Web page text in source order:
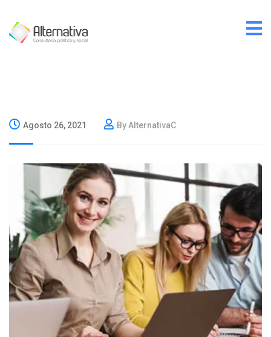
Agosto 26, 2021 By AlternativaC